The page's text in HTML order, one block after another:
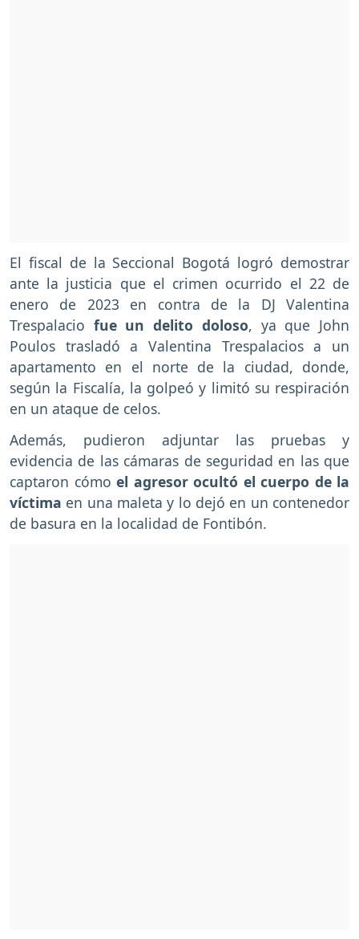
El fiscal de la Seccional Bogotá logró demostrar
ante la justicia que el crimen ocurrido el 22 de
enero de 2023 en contra de la DJ Valentina
Trespalacio fue un delito doloso, ya que John
Poulos trasladó a Valentina Trespalacios a un
apartamento en el norte de la ciudad, donde,
según la Fiscalía, la golpeó y limitó su respiración
en un ataque de celos.
Además, pudieron adjuntar las pruebas y
evidencia de las cámaras de seguridad en las que
captaron cómo el agresor ocultó el cuerpo de la
víctima en una maleta y lo dejó en un contenedor
de basura en la localidad de Fontibón.